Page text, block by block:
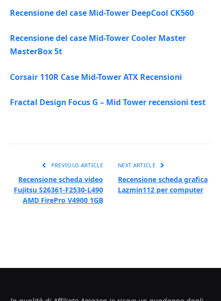
Recensione del case Mid-Tower DeepCool CK560
Recensione del case Mid-Tower Cooler Master
MasterBox 5t
Corsair 110R Case Mid-Tower ATX Recensioni
Fractal Design Focus G – Mid Tower recensioni test
PREVIOUS ARTICLE
Recensione scheda video
Fujitsu S26361-F2530-L490
AMD FirePro V4900 1GB
NEXT ARTICLE
Recensione scheda grafica
Lazmin112 per computer